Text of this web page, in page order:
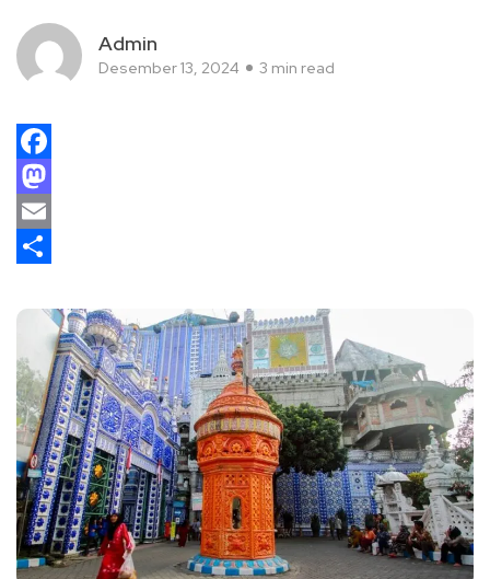
Admin
Desember 13, 2024 3 min read
Facebook
Mastodon
Email